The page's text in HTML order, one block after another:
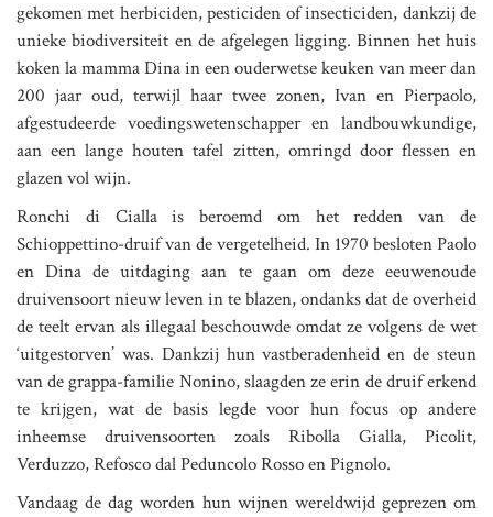
gekomen met herbiciden, pesticiden of insecticiden, dankzij de
unieke biodiversiteit en de afgelegen ligging. Binnen het huis
koken la mamma Dina in een ouderwetse keuken van meer dan
200 jaar oud, terwijl haar twee zonen, Ivan en Pierpaolo,
afgestudeerde voedingswetenschapper en landbouwkundige,
aan een lange houten tafel zitten, omringd door flessen en
glazen vol wijn.
Ronchi di Cialla is beroemd om het redden van de
Schioppettino-druif van de vergetelheid. In 1970 besloten Paolo
en Dina de uitdaging aan te gaan om deze eeuwenoude
druivensoort nieuw leven in te blazen, ondanks dat de overheid
de teelt ervan als illegaal beschouwde omdat ze volgens de wet
‘uitgestorven’ was. Dankzij hun vastberadenheid en de steun
van de grappa-familie Nonino, slaagden ze erin de druif erkend
te krijgen, wat de basis legde voor hun focus op andere
inheemse druivensoorten zoals Ribolla Gialla, Picolit,
Verduzzo, Refosco dal Peduncolo Rosso en Pignolo.
Vandaag de dag worden hun wijnen wereldwijd geprezen om